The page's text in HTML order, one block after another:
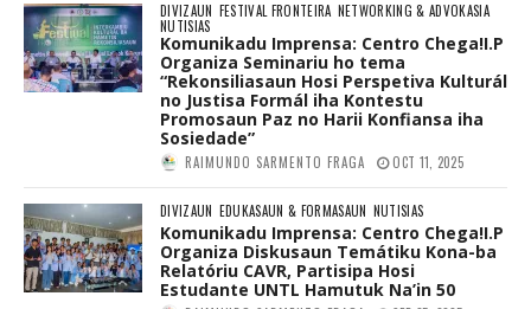
DIVIZAUN FESTIVAL FRONTEIRA NETWORKING & ADVOKASIA
NUTISIAS
Komunikadu Imprensa: Centro Chega!I.P
Organiza Seminariu ho tema
“Rekonsiliasaun Hosi Perspetiva Kulturál
no Justisa Formál iha Kontestu
Promosaun Paz no Harii Konfiansa iha
Sosiedade”
RAIMUNDO SARMENTO FRAGA OCT 11, 2025
DIVIZAUN EDUKASAUN & FORMASAUN NUTISIAS
Komunikadu Imprensa: Centro Chega!I.P
Organiza Diskusaun Temátiku Kona-ba
Relatóriu CAVR, Partisipa Hosi
Estudante UNTL Hamutuk Na’in 50